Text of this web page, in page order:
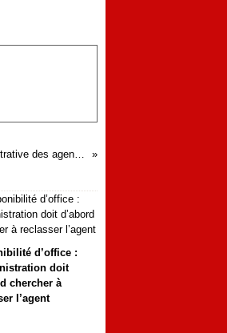
Tout savoir sur les procédures de gestion administrative des agents en cas d'arrêt de maladie, d'accident de service ou d'invalidité
d’office :
doit
chercher à
l’agent